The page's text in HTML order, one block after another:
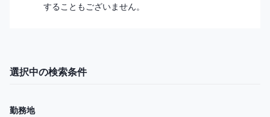
することもございません。
選択中の検索条件
勤務地